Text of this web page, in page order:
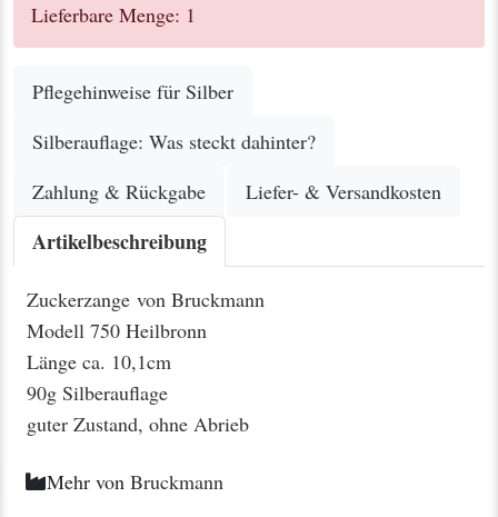
Lieferbare Menge: 1
Pflegehinweise für Silber
Silberauflage: Was steckt dahinter?
Zahlung & Rückgabe
Liefer- & Versandkosten
Artikelbeschreibung
Zuckerzange von Bruckmann
Modell 750 Heilbronn
Länge ca. 10,1cm
90g Silberauflage
guter Zustand, ohne Abrieb
Mehr von Bruckmann